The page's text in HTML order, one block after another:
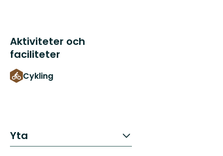
Aktiviteter och
faciliteter
Cykling
Yta